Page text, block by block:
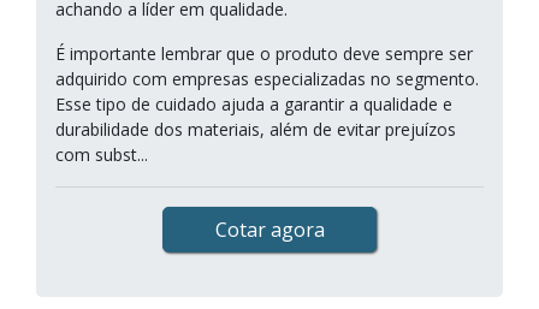
achando a líder em qualidade.
É importante lembrar que o produto deve sempre ser
adquirido com empresas especializadas no segmento.
Esse tipo de cuidado ajuda a garantir a qualidade e
durabilidade dos materiais, além de evitar prejuízos
com subst...
Cotar agora